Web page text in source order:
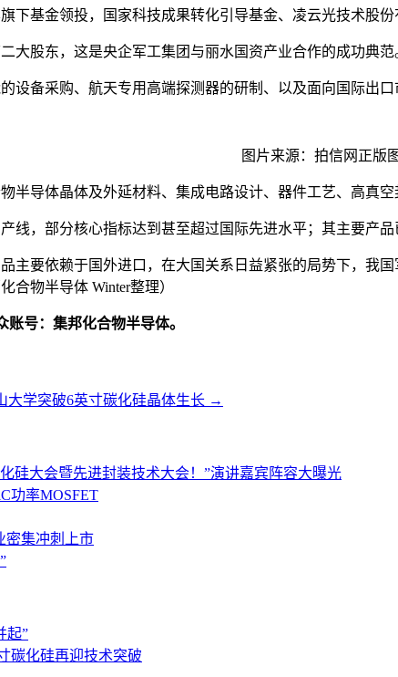
下基金领投，国家科技成果转化引导基金、凌云光技术股
大股东，这是央企军工集团与丽水国资产业合作的成功典范
设备采购、航天专用高端探测器的研制、以及面向国际出口
图片来源：拍信网正版
半导体晶体及外延材料、集成电路设计、器件工艺、高真
线，部分核心指标达到甚至超过国际先进水平；其主要产
主要依赖于国外进口，在大国关系日益紧张的局势下，我
合物半导体 Winter整理）
号：集邦化合物半导体。
大学突破6英寸碳化硅晶体生长 →
硅大会暨先进封装技术大会！”演讲嘉宾阵容大曝光
功率MOSFET
密集冲刺上市
起”
碳化硅再迎技术突破